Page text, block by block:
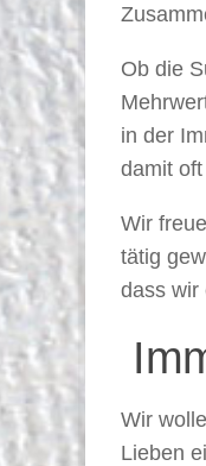
Ob die
in der
damit
Wir
tätig
dass wir
Wir
Lieben